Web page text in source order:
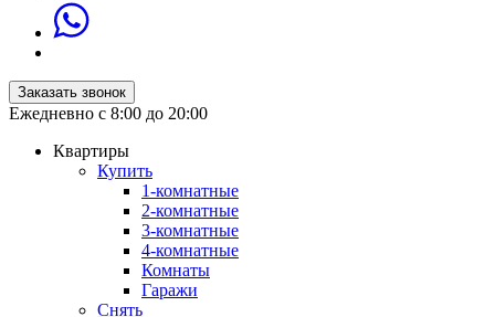
Заказать звонок
Ежедневно с 8:00 до 20:00
Квартиры
Купить
1-комнатные
2-комнатные
3-комнатные
4-комнатные
Комнаты
Гаражи
Снять